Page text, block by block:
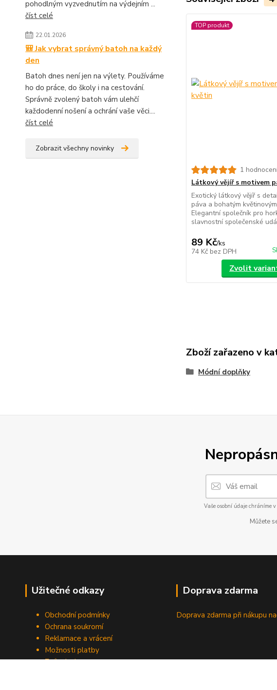
pohodlným vyzvednutím na výdejním ...
číst celé
22.01.2026
🎒 Jak vybrat správný batoh na každý
den
Batoh dnes není jen na výlety. Používáme
ho do práce, do školy i na cestování.
Správně zvolený batoh vám ulehčí
každodenní nošení a ochrání vaše věci....
číst celé
Zobrazit všechny novinky
TOP produkt
1
Látkový vějíř s motivem
Exotický látkový vějíř s
páva a bohatým
Elegantní společník pro
slavnostní společenské
89 Kč/ks
74 Kč bez DPH
Zvolit
Zboží zařazeno v
Módní doplňky
Vaše osobní údaje chráníme
Můžete
Užitečné odkazy
Obchodní podmínky
Ochrana soukromí
Reklamace a vrácení
Možnosti platby
Způsob dopravy
Doprava zdarma
Doprava zdarma při nákupu